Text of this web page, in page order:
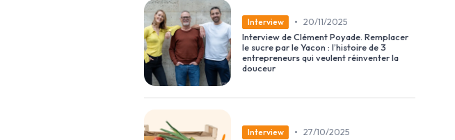
Interview • 20/11/2025
Interview de Clément Poyade. Remplacer
le sucre par le Yacon : l’histoire de 3
entrepreneurs qui veulent réinventer la
douceur
Interview • 27/10/2025